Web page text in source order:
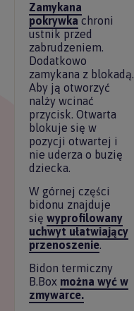
Zamykana
pokrywka chroni
ustnik przed
zabrudzeniem.
Dodatkowo
zamykana z blokadą.
Aby ją otworzyć
nalży wcinać
przycisk. Otwarta
blokuje się w
pozycji otwartej i
nie uderza o buzię
dziecka.
W górnej części
bidonu znajduje
się wyprofilowany
uchwyt ułatwiający
przenoszenie.
Bidon termiczny
B.Box można wyć w
zmywarce.